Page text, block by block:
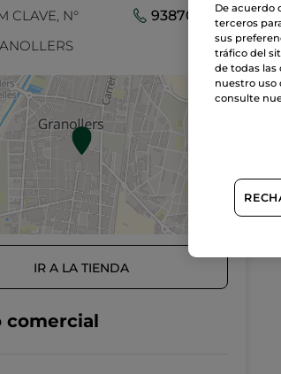
CLAVE, N°
938709614
IR A LA TIENDA
comercial
De acuerdo
terceros
sus
tráfico del
de todas las
nuestro uso
consulte